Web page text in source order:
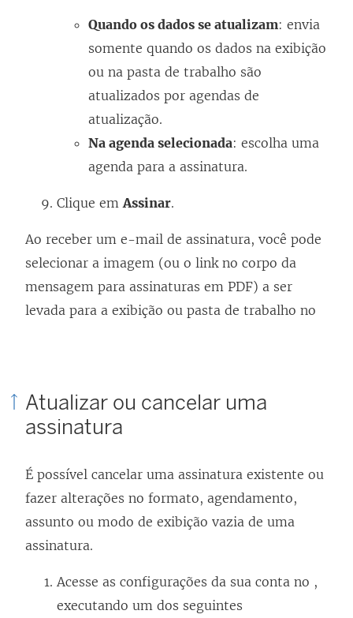
Quando os dados se atualizam: envia
somente quando os dados na exibição
ou na pasta de trabalho são
atualizados por agendas de
atualização.
Na agenda selecionada: escolha uma
agenda para a assinatura.
Clique em Assinar.
Ao receber um e-mail de assinatura, você pode
selecionar a imagem (ou o link no corpo da
mensagem para assinaturas em PDF) a ser
levada para a exibição ou pasta de trabalho no
Atualizar ou cancelar uma
assinatura
É possível cancelar uma assinatura existente ou
fazer alterações no formato, agendamento,
assunto ou modo de exibição vazia de uma
assinatura.
Acesse as configurações da sua conta no ,
executando um dos seguintes